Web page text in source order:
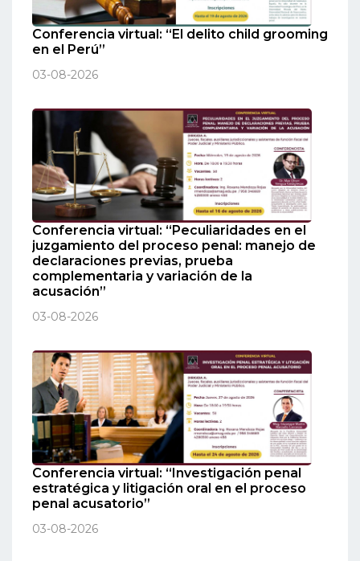
Conferencia virtual: “El delito child grooming
en el Perú”
03-08-2026
Conferencia virtual: “Peculiaridades en el
juzgamiento del proceso penal: manejo de
declaraciones previas, prueba
complementaria y variación de la
acusación”
03-08-2026
Conferencia virtual: “Investigación penal
estratégica y litigación oral en el proceso
penal acusatorio”
03-08-2026